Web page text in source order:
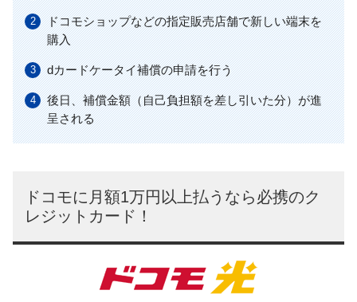
ドコモショップなどの指定販売店舗で新しい端末を
購入
dカードケータイ補償の申請を行う
後日、補償金額（自己負担額を差し引いた分）が進
呈される
ドコモに月額1万円以上払うなら必携のク
レジットカード！